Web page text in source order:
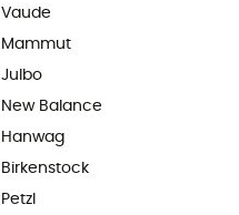
Vaude
Mammut
Julbo
New Balance
Hanwag
Birkenstock
Petzl